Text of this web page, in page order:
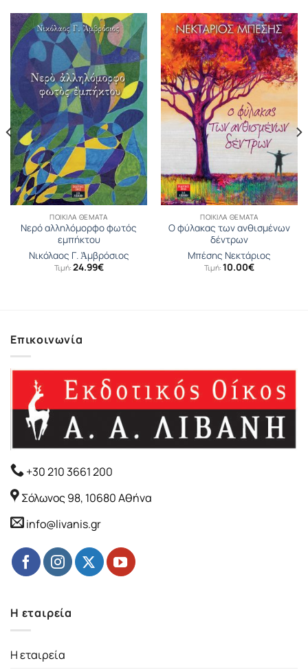
ΠΟΙΚΊΛΑ ΘΈΜΑΤΑ
Νερό αλληλόμορφο φωτός
εμπήκτου
Νικόλαος Γ. Ἀμβρόσιος
Τιμή: 24.99€
ΠΟΙΚΊΛΑ ΘΈΜΑΤΑ
Ο φύλακας των ανθισμένων
δέντρων
Μπέσης Νεκτάριος
Τιμή: 10.00€
Επικοινωνία
+30 210 3661 200
Σόλωνος 98, 10680 Αθήνα
info@livanis.gr
Η εταιρεία
Η εταιρεία